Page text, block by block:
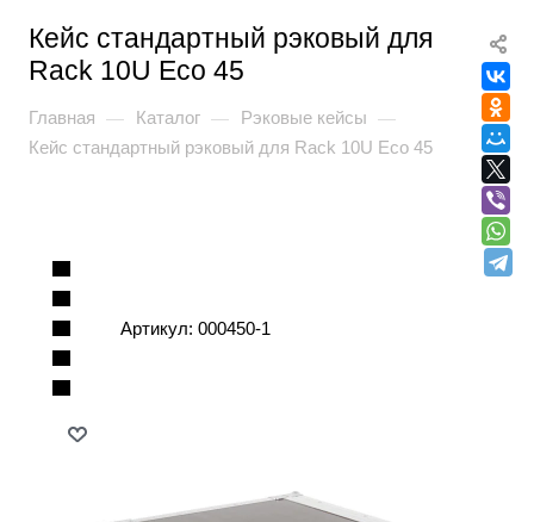
Кейс стандартный рэковый для
Rack 10U Eco 45
Главная — Каталог — Рэковые кейсы —
Кейс стандартный рэковый для Rack 10U Eco 45
Артикул: 000450-1